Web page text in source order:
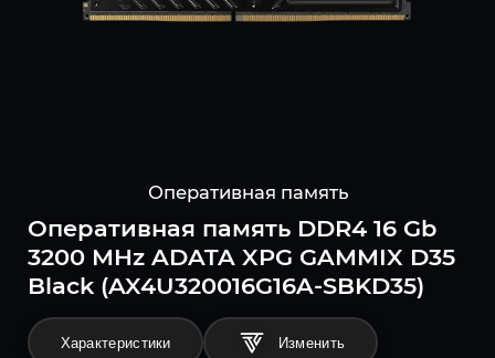
Оперативная память
Оперативная память DDR4 16 Gb
3200 MHz ADATA XPG GAMMIX D35
Black (AX4U320016G16A-SBKD35)
Характеристики